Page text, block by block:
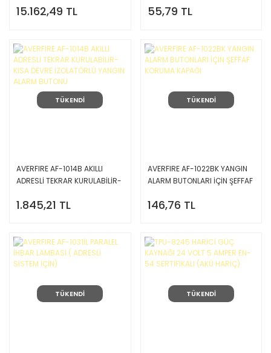
15.162,49 TL 55,79 TL
TÜKENDİ
AVERFIRE AF-1014B AKILLI
ADRESLİ TEKRAR KURULABİLİR-
YANGIN ALARM BUTONU
1.845,21 TL
TÜKENDİ
AVERFIRE AF-1022BK YANGIN
ALARM BUTONLARI İÇİN ŞEFFAF
146,76 TL
TÜKENDİ TÜKENDİ